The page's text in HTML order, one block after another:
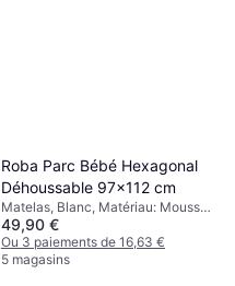
Roba Parc Bébé Hexagonal
Déhoussable 97x112 cm
Matelas, Blanc, Matériau: Mousse,
Coton, Polyester
49,90 €
Ou 3 paiements de 16,63 €
5 magasins